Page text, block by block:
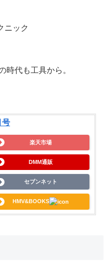
ニック
時代も工具から。
号
楽天市場
DMM通販
セブンネット
HMV&BOOKS